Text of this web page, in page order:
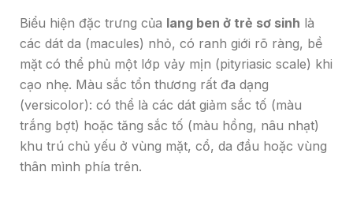
Biểu hiện đặc trưng của lang ben ở trẻ sơ sinh là
các dát da (macules) nhỏ, có ranh giới rõ ràng, bề
mặt có thể phủ một lớp vảy mịn (pityriasic scale) khi
cạo nhẹ. Màu sắc tổn thương rất đa dạng
(versicolor): có thể là các dát giảm sắc tố (màu
trắng bợt) hoặc tăng sắc tố (màu hồng, nâu nhạt)
khu trú chủ yếu ở vùng mặt, cổ, da đầu hoặc vùng
thân mình phía trên.